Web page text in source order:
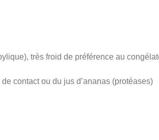
très froid de préférence au
contact ou du jus d’ananas (protéases)